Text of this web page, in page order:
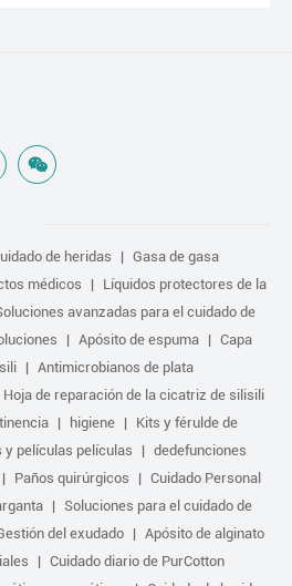
de heridas
Gasa de gasa
médicos
Líquidos protectores de la
avanzadas para el cuidado de
Apósito de espuma
Capa
Antimicrobianos de plata
Hoja de reparación de la cicatriz de silisili
higiene
Kits y férulde de
y películas películas
dedefunciones
Paños quirúrgicos
Cuidado Personal
Soluciones para el cuidado de
del exudado
Apósito de alginato
Cuidado diario de PurCotton